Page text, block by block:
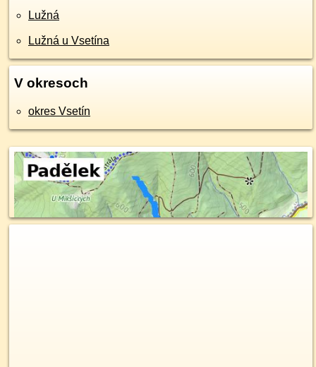
Lužná
Lužná u Vsetína
V okresoch
okres Vsetín